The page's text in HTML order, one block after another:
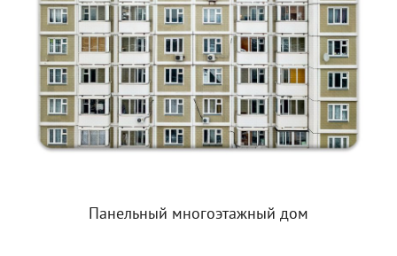
Панельный многоэтажный дом